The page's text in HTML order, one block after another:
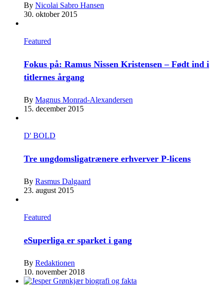
By Nicolai Sabro Hansen
30. oktober 2015
Featured
Fokus på: Ramus Nissen Kristensen – Født ind i
titlernes årgang
By Magnus Monrad-Alexandersen
15. december 2015
D' BOLD
Tre ungdomsligatrænere erhverver P-licens
By Rasmus Dalgaard
23. august 2015
Featured
eSuperliga er sparket i gang
By Redaktionen
10. november 2018